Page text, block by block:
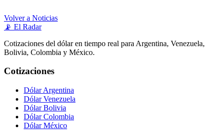
Volver a Noticias
📡 El Radar
Cotizaciones del dólar en tiempo real para Argentina, Venezuela,
Bolivia, Colombia y México.
Cotizaciones
Dólar Argentina
Dólar Venezuela
Dólar Bolivia
Dólar Colombia
Dólar México